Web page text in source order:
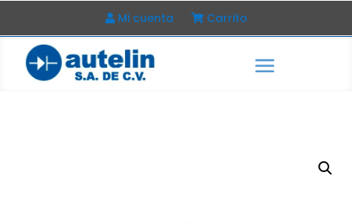
Mi cuenta Carrito